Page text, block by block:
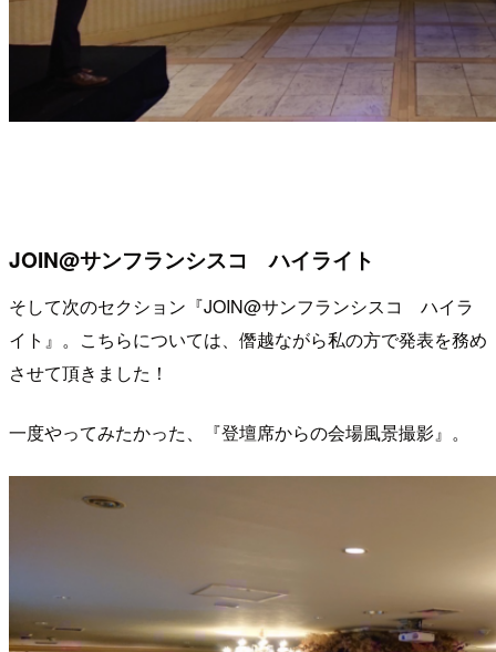
JOIN@サンフランシスコ ハイライト
そして次のセクション『JOIN@サンフランシスコ ハイラ
イト』。こちらについては、僭越ながら私の方で発表を務め
させて頂きました！
一度やってみたかった、『登壇席からの会場風景撮影』。